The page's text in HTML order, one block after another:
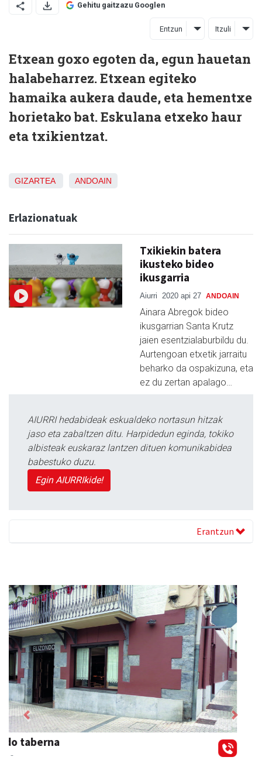
Gehitu gaitzazu Googlen
Entzun Itzuli
Etxean goxo egoten da, egun hauetan
halabeharrez. Etxean egiteko
hamaika aukera daude, eta hementxe
horietako bat. Eskulana etxeko haur
eta txikientzat.
GIZARTEA ANDOAIN
Erlazionatuak
Txikiekin batera
ikusteko bideo
ikusgarria
Aiurri 2020 api 27 ANDOAIN
Ainara Abregok bideo
ikusgarrian Santa Krutz
jaien esentzialaburbildu du.
Aurtengoan etxetik jarraitu
beharko da ospakizuna, eta
ez du zertan apalago…
AIURRI hedabideak eskualdeko nortasun hitzak
jaso eta zabaltzen ditu. Harpidedun eginda, tokiko
albisteak euskaraz lantzen dituen komunikabidea
babestuko duzu.
Egin AIURRIkide!
Erantzun
Aldama tapia aholkularitza
Andoain
Previous Next